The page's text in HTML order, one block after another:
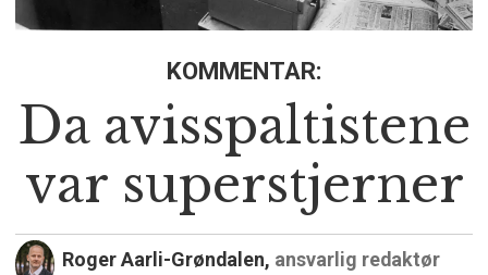
KOMMENTAR:
Da avisspaltistene
var superstjerner
Roger Aarli-Grøndalen, ansvarlig redaktør